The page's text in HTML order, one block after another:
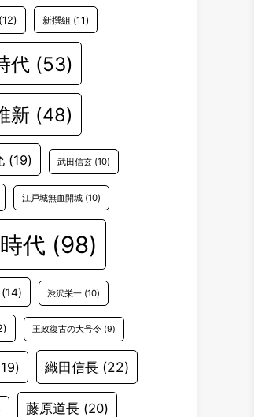
新撰組 (11)
代 (53)
新 (48)
(19) 武田信玄(10)
江戸城無血開城(10)
代 (98)
渋沢栄一(10)
王政復古の大号令(9)
織田信長(22)
藤原道長(20)